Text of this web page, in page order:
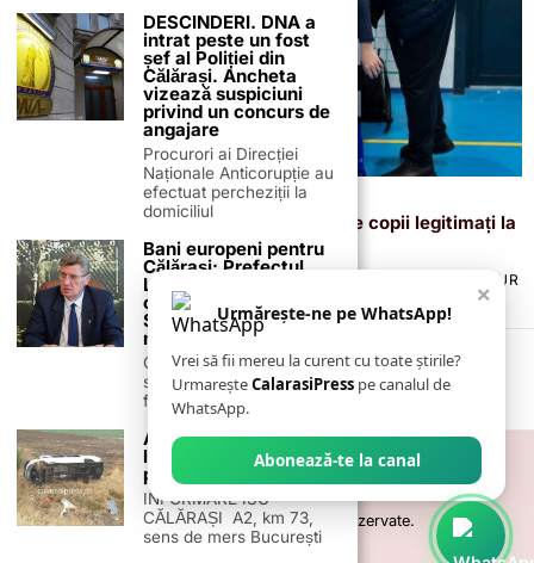
17 decembrie 2025
Bucurie și sport la Oltenița: peste 140 de copii legitimați la
ACSM, întâmpinați de Moș Crăciun
TERMENI ȘI CONDIȚII
POLITICA DE ANULARE & RETUR
PUBLICITATE ONLINE & TIPĂRITĂ
CONTACT
ZIARUL ANUNȚUL CĂLĂRĂȘEAN
© 2026- Toate drepturile sunt rezervate.
×
Urmărește-ne pe WhatsApp!
Vrei să fii mereu la curent cu toate știrile?
UrmareșteCalarasiPress pe canalul de
WhatsApp.
Abonează-te la canal
DESCINDERI. DNA a
intrat peste un fost
șef al Poliției din
Călărași. Ancheta
vizează suspiciuni
privind un concurs de
angajare
Procurori ai Direcției
Naționale Anticorupție au
efectuat percheziții la
domiciliul
Bani europeni pentru
Călărași: Prefectul
Laurențiu State anunță
colaborarea cu ADR
Sud-Muntenia pentru
noi finanțări
Călărașul se pregătește
să intre pe harta
finanțărilor europene, cu
Accident rutier pe A2
la km 73, sens CT-B, 9
persoane implicate
INFORMARE ISU
CĂLĂRAȘI A2, km 73,
sens de mers București